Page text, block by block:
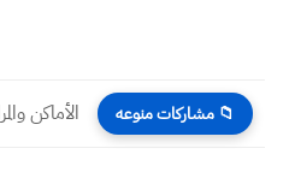
📁 مشاركات منوعه